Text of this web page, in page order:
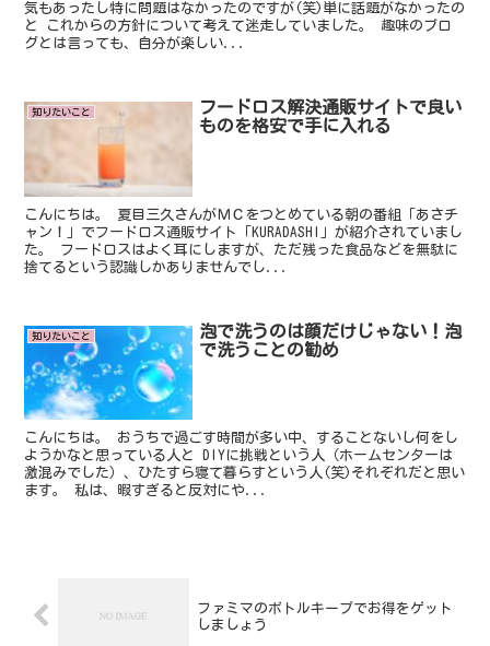
気もあったし特に問題はなかったのですが(笑)単に話題がなかったの
と これからの方針について考えて迷走していました。 趣味のブロ
グとは言っても、自分が楽しい...
知りたいこと
フードロス解決通販サイトで良い
ものを格安で手に入れる
こんにちは。 夏目三久さんがＭＣをつとめている朝の番組「あさチ
ャン！」でフードロス通販サイト「KURADASHI」が紹介されていまし
た。 フードロスはよく耳にしますが、ただ残った食品などを無駄に
捨てるという認識しかありませんでし...
知りたいこと
泡で洗うのは顔だけじゃない！泡
で洗うことの勧め
こんにちは。 おうちで過ごす時間が多い中、することないし何をし
ようかなと思っている人と DIYに挑戦という人（ホームセンターは
激混みでした）、ひたすら寝て暮らすという人(笑)それぞれだと思い
ます。 私は、暇すぎると反対にや...
ファミマのボトルキープでお得をゲット
しましょう